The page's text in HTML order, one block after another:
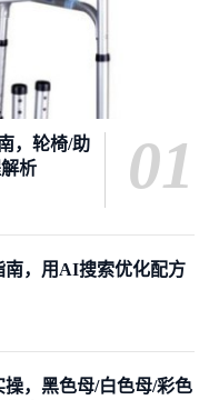
，轮椅/助
析
01
南，用AI搜索优化配方
，黑色母/白色母/彩色